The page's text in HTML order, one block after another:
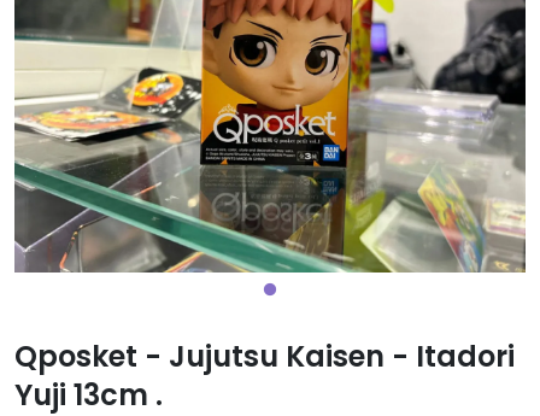
Qposket - Jujutsu Kaisen - Itadori
Yuji 13cm .